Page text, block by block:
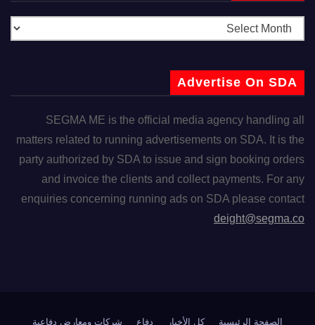
Advertise On SDA
SEGMA ME is the official media agency handling all
matters related to running advertisements on SDA. It is the
party authorized by SDA to issue and sign booking orders
and invoice the clients and collect payments. For any
enquiries concerning running ads on SDA please contact
deight@segma.co
الصفحة الرئيسية كل الأخبار دفاع شركات ومعارض دفاعية